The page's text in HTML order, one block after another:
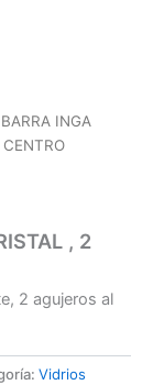
INGA
, 2
2 agujeros al
Vidrios